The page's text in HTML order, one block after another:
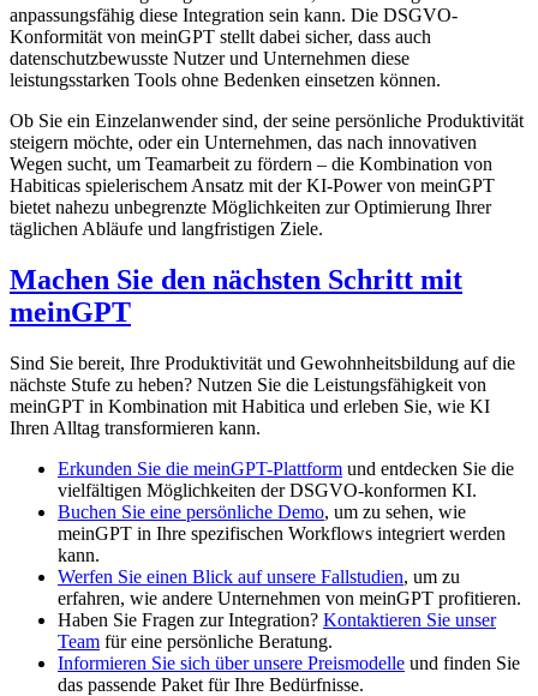
anpassungsfähig diese Integration sein kann. Die DSGVO-
Konformität von meinGPT stellt dabei sicher, dass auch
datenschutzbewusste Nutzer und Unternehmen diese
leistungsstarken Tools ohne Bedenken einsetzen können.
Ob Sie ein Einzelanwender sind, der seine persönliche Produktivität
steigern möchte, oder ein Unternehmen, das nach innovativen
Wegen sucht, um Teamarbeit zu fördern – die Kombination von
Habiticas spielerischem Ansatz mit der KI-Power von meinGPT
bietet nahezu unbegrenzte Möglichkeiten zur Optimierung Ihrer
täglichen Abläufe und langfristigen Ziele.
Machen Sie den nächsten Schritt mit
meinGPT
Sind Sie bereit, Ihre Produktivität und Gewohnheitsbildung auf die
nächste Stufe zu heben? Nutzen Sie die Leistungsfähigkeit von
meinGPT in Kombination mit Habitica und erleben Sie, wie KI
Ihren Alltag transformieren kann.
Erkunden Sie die meinGPT-Plattform und entdecken Sie die
vielfältigen Möglichkeiten der DSGVO-konformen KI.
Buchen Sie eine persönliche Demo, um zu sehen, wie
meinGPT in Ihre spezifischen Workflows integriert werden
kann.
Werfen Sie einen Blick auf unsere Fallstudien, um zu
erfahren, wie andere Unternehmen von meinGPT profitieren.
Haben Sie Fragen zur Integration? Kontaktieren Sie unser
Team für eine persönliche Beratung.
Informieren Sie sich über unsere Preismodelle und finden Sie
das passende Paket für Ihre Bedürfnisse.